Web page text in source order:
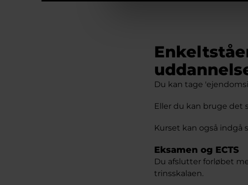
Du kan tage
Eller du kan bruge det
Kurset kan også indgå
Eksamen og ECTS
Du afslutter forløbet
trinsskalaen.